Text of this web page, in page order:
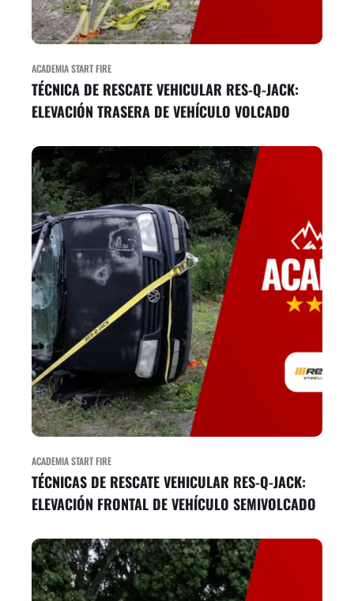
ACADEMIA START FIRE
TÉCNICA DE RESCATE VEHICULAR RES-Q-JACK:
ELEVACIÓN TRASERA DE VEHÍCULO VOLCADO
ACADEMIA START FIRE
TÉCNICAS DE RESCATE VEHICULAR RES-Q-JACK:
ELEVACIÓN FRONTAL DE VEHÍCULO SEMIVOLCADO